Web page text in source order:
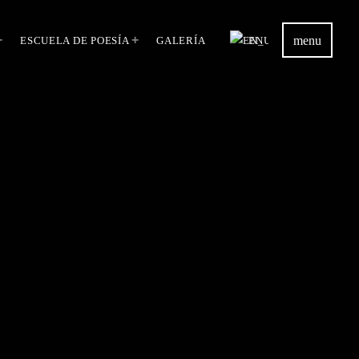
ESCUELA DE POESÍA GALERÍA EN menu